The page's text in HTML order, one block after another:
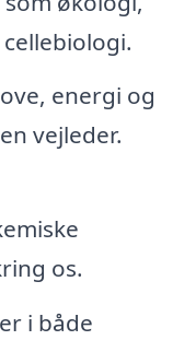
energi og
vejleder.
os.
i både